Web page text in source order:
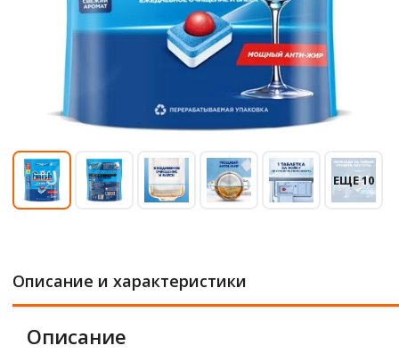
ЕЩЕ 10
Описание и характеристики
Описание